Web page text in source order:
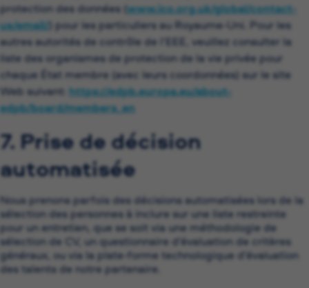
protection des données (www.ico.org.uk/global/contact-
us/email/) pour les particuliers au Royaume-Uni. Pour les
autres autorités de contrôle de l’EEE, veuillez consulter la
liste des organismes de protection de la vie privée pour
chaque État membre (avec leurs coordonnées) sur le site
Web suivant: https://edpb.europa.eu/about-
edpb/board/members_en
7. Prise de décision
automatisée
Nous prenons parfois des décisions automatisées lors de la
sélection des personnes à inclure sur une liste restreinte
pour un entretien, que se soit via une méthodologie de
sélection de CV, un questionnaire d’évaluation de critères
généraux, ou via la plate-forme technologique d’évaluation
des talents de notre partenaire.